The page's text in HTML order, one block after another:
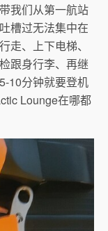
我们从第一航站
槽过无法集中在
走、上下电梯、
跟身行李、再继
10分钟就要登机
Lounge在哪都